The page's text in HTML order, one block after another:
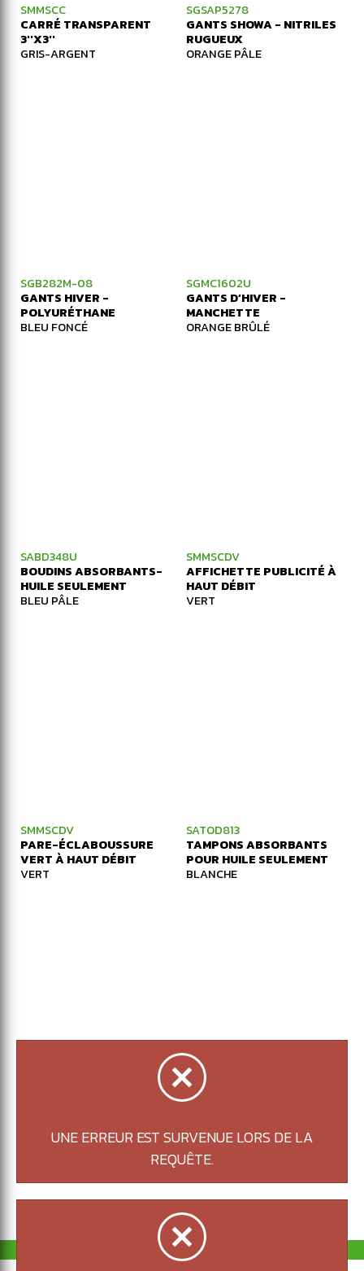
SMMSCC
CARRÉ TRANSPARENT
3''X3''
GRIS-ARGENT
SGSAP5278
GANTS SHOWA - NITRILES
RUGUEUX
ORANGE PÂLE
SGB282M-08
GANTS HIVER -
POLYURÉTHANE
BLEU FONCÉ
SGMC1602U
GANTS D’HIVER -
MANCHETTE
ORANGE BRÛLÉ
SABD348U
BOUDINS ABSORBANTS-
HUILE SEULEMENT
BLEU PÂLE
SMMSCDV
AFFICHETTE PUBLICITÉ À
HAUT DÉBIT
VERT
SMMSCDV
PARE-ÉCLABOUSSURE
VERT À HAUT DÉBIT
VERT
SATOD813
TAMPONS ABSORBANTS
POUR HUILE SEULEMENT
BLANCHE
TERRE ET RENFORCÉE
GRISE-ARGENT
JCP125
NOIR
UNE ERREUR EST SURVENUE LORS DE LA
REQUÊTE.